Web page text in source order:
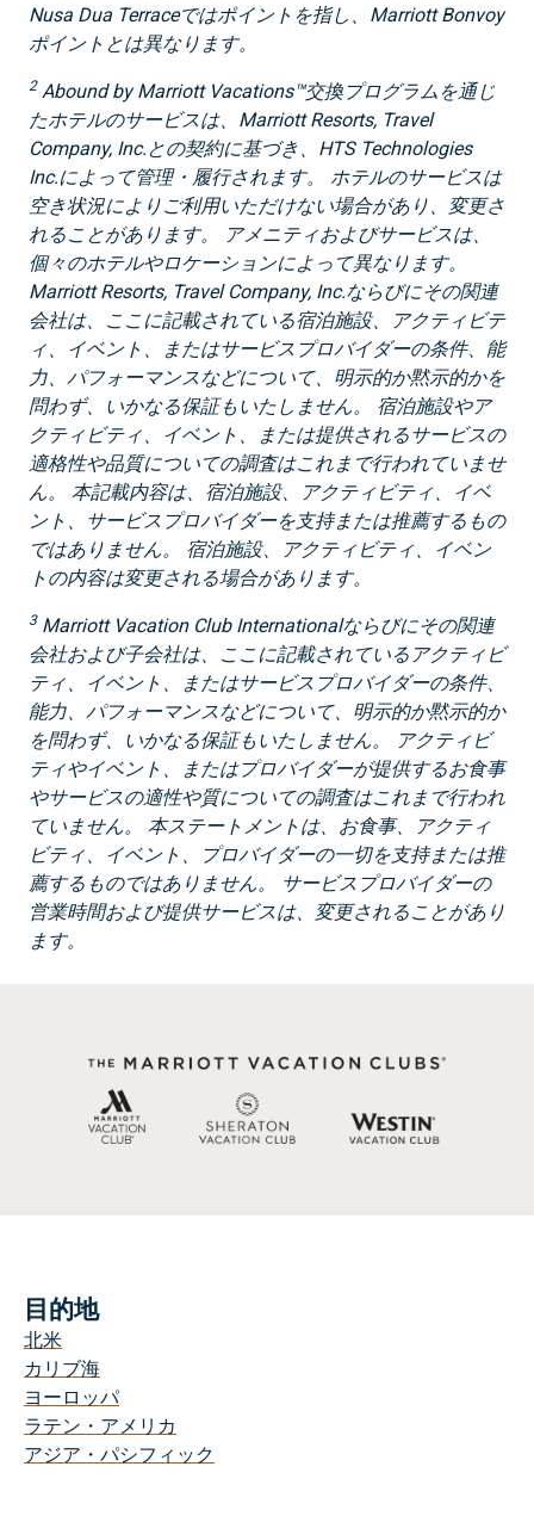
Nusa Dua Terraceではポイントを指し、Marriott Bonvoy
ポイントとは異なります。
2Abound by Marriott Vacations™交換プログラムを通じ
たホテルのサービスは、Marriott Resorts, Travel
Company, Inc.との契約に基づき、HTS Technologies
Inc.によって管理・履行されます。 ホテルのサービスは
空き状況によりご利用いただけない場合があり、変更さ
れることがあります。 アメニティおよびサービスは、
個々のホテルやロケーションによって異なります。
Marriott Resorts, Travel Company, Inc.ならびにその関連
会社は、ここに記載されている宿泊施設、アクティビテ
ィ、イベント、またはサービスプロバイダーの条件、能
力、パフォーマンスなどについて、明示的か黙示的かを
問わず、いかなる保証もいたしません。 宿泊施設やア
クティビティ、イベント、または提供されるサービスの
適格性や品質についての調査はこれまで行われていませ
ん。 本記載内容は、宿泊施設、アクティビティ、イベ
ント、サービスプロバイダーを支持または推薦するもの
ではありません。 宿泊施設、アクティビティ、イベン
トの内容は変更される場合があります。
3Marriott Vacation Club Internationalならびにその関連
会社および子会社は、ここに記載されているアクティビ
ティ、イベント、またはサービスプロバイダーの条件、
能力、パフォーマンスなどについて、明示的か黙示的か
を問わず、いかなる保証もいたしません。 アクティビ
ティやイベント、またはプロバイダーが提供するお食事
やサービスの適性や質についての調査はこれまで行われ
ていません。 本ステートメントは、お食事、アクティ
ビティ、イベント、プロバイダーの一切を支持または推
薦するものではありません。 サービスプロバイダーの
営業時間および提供サービスは、変更されることがあり
ます。
目的地
北米
カリブ海
ヨーロッパ
ラテン・アメリカ
アジア・パシフィック